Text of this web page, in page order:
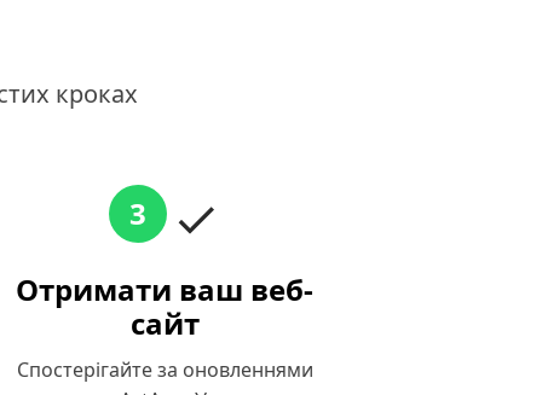
кроках
3
Отримати ваш веб-
сайт
Спостерігайте за оновленнями